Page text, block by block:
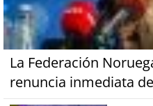
La Federación
renuncia inmediata